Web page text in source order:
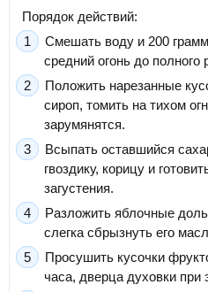
Порядок действий:
Смешать воду и 200
средний огонь до полного
Положить нарезанные
сироп, томить на тихом
зарумянятся.
Всыпать оставшийся
гвоздику, корицу и
загустения.
Разложить яблочные
слегка сбрызнуть его
Просушить кусочки
часа, дверца духовки